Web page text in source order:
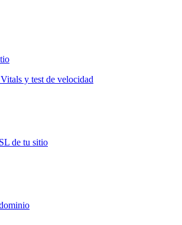
y test de velocidad
de tu sitio